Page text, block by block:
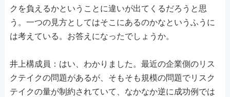
クを負えるかということに違いが出てくるだろうと思
う。一つの見方としてはそこにあるのかなというふうに
は考えている。お答えになったでしょうか。
井上構成員：はい、わかりました。最近の企業側のリス
クテイクの問題があるが、そもそも規模の問題でリスク
テイクの量が制約されていて、なかなか逆に成功例では